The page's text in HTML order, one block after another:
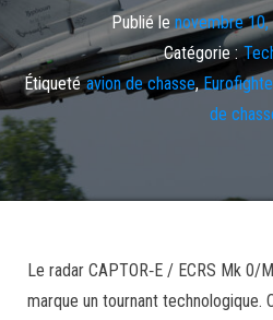
Publié le novembre 10,
Catégorie :
Étiqueté avion de chasse,
de
Le radar CAPTOR‑E / ECRS Mk
marque un tournant technologique.